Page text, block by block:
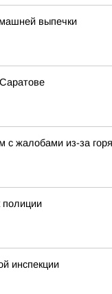
выпечки
с жалобами из-за
полиции
инспекции